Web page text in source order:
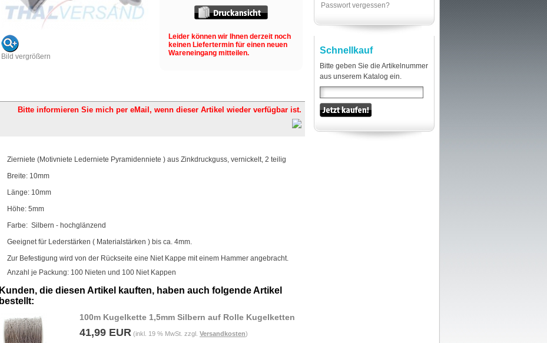
Bild vergrößern
Leider können wir Ihnen derzeit noch
keinen Liefertermin für einen neuen
Wareneingang mitteilen.
Bitte informieren Sie mich per eMail, wenn dieser Artikel wieder verfügbar ist.
Zierniete (Motivniete Lederniete Pyramidenniete ) aus Zinkdruckguss, vernickelt, 2 teilig
Breite: 10mm
Länge: 10mm
Höhe: 5mm
Farbe: Silbern - hochglänzend
Geeignet für Lederstärken ( Materialstärken ) bis ca. 4mm.
Zur Befestigung wird von der Rückseite eine Niet Kappe mit einem Hammer angebracht.
Anzahl je Packung: 100 Nieten und 100 Niet Kappen
Kunden, die diesen Artikel kauften, haben auch folgende Artikel
bestellt:
100m Kugelkette 1,5mm Silbern auf Rolle Kugelketten
41,99 EUR (inkl. 19 % MwSt. zzgl. Versandkosten)
Passwort vergessen?
Schnellkauf
Bitte geben Sie die Artikelnummer
aus unserem Katalog ein.